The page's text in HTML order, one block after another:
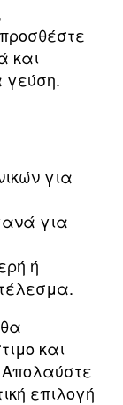
και
γεύση.
για
για
ή
και
Απολαύστε
επιλογή